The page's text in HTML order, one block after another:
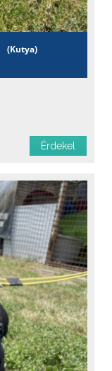
(Kutya)
Érdekel